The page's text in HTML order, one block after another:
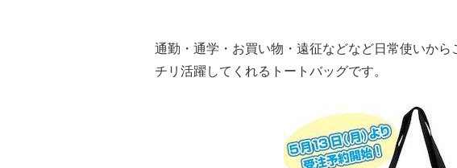
通勤・通学・お買い物・遠征などなど日常使いか
チリ活躍してくれるトートバッグです。